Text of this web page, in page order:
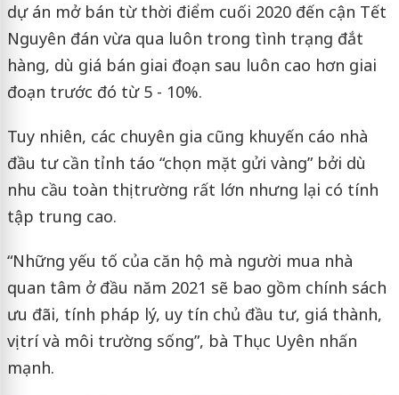
dự án mở bán từ thời điểm cuối 2020 đến cận Tết
Nguyên đán vừa qua luôn trong tình trạng đắt
hàng, dù giá bán giai đoạn sau luôn cao hơn giai
đoạn trước đó từ 5 - 10%.
Tuy nhiên, các chuyên gia cũng khuyến cáo nhà
đầu tư cần tỉnh táo “chọn mặt gửi vàng” bởi dù
nhu cầu toàn thị trường rất lớn nhưng lại có tính
tập trung cao.
“Những yếu tố của căn hộ mà người mua nhà
quan tâm ở đầu năm 2021 sẽ bao gồm chính sách
ưu đãi, tính pháp lý, uy tín chủ đầu tư, giá thành,
vị trí và môi trường sống”, bà Thục Uyên nhấn
mạnh.